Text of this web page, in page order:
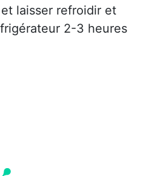
laisser refroidir et
2-3 heures